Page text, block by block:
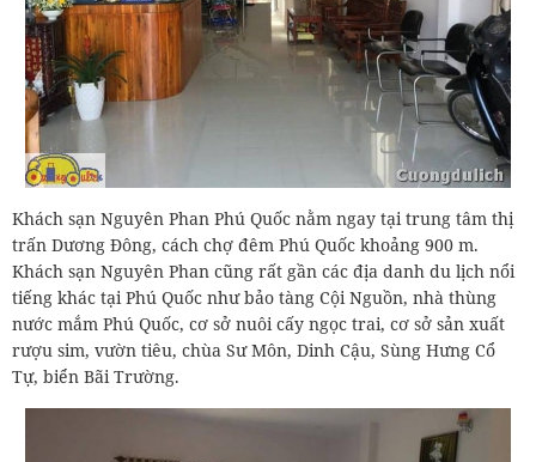
Khách sạn Nguyên Phan Phú Quốc nằm ngay tại trung tâm thị
trấn Dương Đông, cách chợ đêm Phú Quốc khoảng 900 m.
Khách sạn Nguyên Phan cũng rất gần các địa danh du lịch nổi
tiếng khác tại Phú Quốc như bảo tàng Cội Nguồn, nhà thùng
nước mắm Phú Quốc, cơ sở nuôi cấy ngọc trai, cơ sở sản xuất
rượu sim, vườn tiêu, chùa Sư Môn, Dinh Cậu, Sùng Hưng Cổ
Tự, biển Bãi Trường.